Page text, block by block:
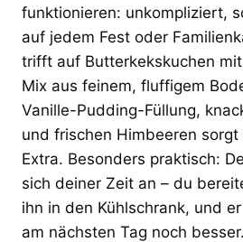
funktionieren: unkompliziert,
auf jedem Fest oder
trifft auf Butterkekskuchen
Mix aus feinem, fluffigem
Vanille-Pudding-Füllung,
und frischen Himbeeren
Extra. Besonders praktisch:
sich deiner Zeit an – du
ihn in den Kühlschrank, und
am nächsten Tag noch